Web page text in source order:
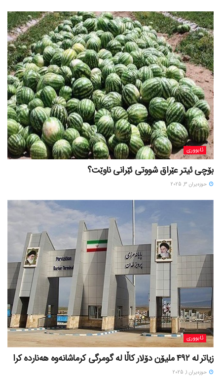
ئابووری
بۆچی ئیتر عێراق شووتی ئێرانی ناوێت؟
حوزه‌یران 3, 2025
ئابووری
زیاتر لە ٤٩٢ ملیۆن دۆلار کاڵا لە گومرگی کرماشانەوە هەناردە کرا
حوزه‌یران 1, 2025